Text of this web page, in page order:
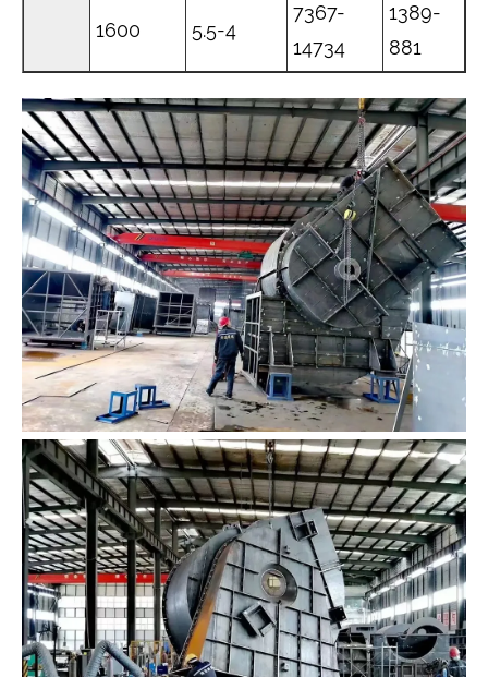
1600 5.5-4
7367-
14734
1389-
881